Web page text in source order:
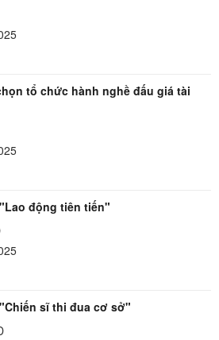
tổ chức hành nghề đấu giá tài
động tiên tiến"
sĩ thi đua cơ sở"